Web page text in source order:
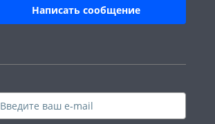
Написать сообщение